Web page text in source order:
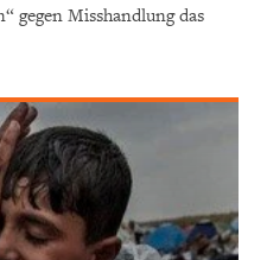
gegen Misshandlung das